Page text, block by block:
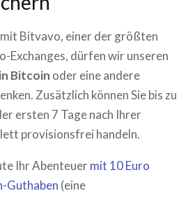
Bitvavo, einer der größten
Exchanges, dürfen wir unseren
Bitcoin oder eine andere
Zusätzlich können Sie bis zu
ersten 7 Tage nach Ihrer
provisionsfrei handeln.
Ihr Abenteuermit 10 Euro
Guthaben (eine